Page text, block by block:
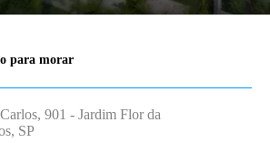
para morar
901 - Jardim Flor da
SP